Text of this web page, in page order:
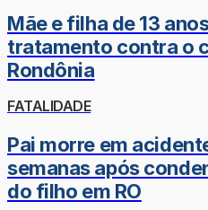
Mãe e filha de 13
tratamento contra o
Rondônia
FATALIDADE
Pai morre em
semanas após
do filho em RO